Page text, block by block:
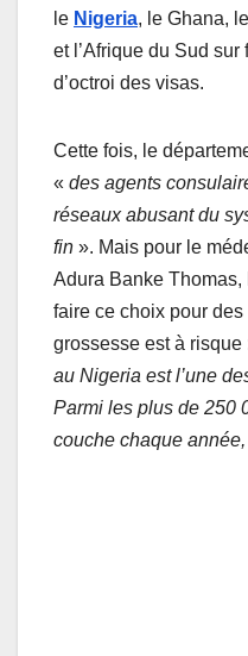
le Nigeria, le Ghana,
et l’Afrique du Sud
d’octroi des visas.
Cette fois, le
« des agents
réseaux abusant du
fin ». Mais pour le
Adura Banke
faire ce choix pour
grossesse est à risque
au Nigeria est l’une
Parmi les plus de 250
couche chaque